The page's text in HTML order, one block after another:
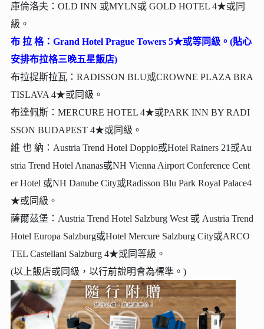
庫倫洛夫：OLD INN 或MYLN或 GOLD HOTEL 4★或同
級。
布 拉 格：Grand Hotel Prague Towers 5★或等同級。 (貼心
安排布拉格三晚五星飯店)
布拉提斯拉瓦：RADISSON BLU或CROWNE PLAZA BRA
TISLAVA 4★或同級。
布達佩斯：MERCURE HOTEL 4★或PARK INN BY RADI
SSON BUDAPEST 4★或同級。
維 也 納：Austria Trend Hotel Doppio或Hotel Rainers 21或Au
stria Trend Hotel Ananas或NH Vienna Airport Conference Cent
er Hotel 或NH Danube City或Radisson Blu Park Royal Palace4
★或同級。
薩爾茲堡：Austria Trend Hotel Salzburg West 或 Austria Trend
Hotel Europa Salzburg或Hotel Mercure Salzburg City或ARCO
TEL Castellani Salzburg 4★或同等級。
(以上飯店或同級，以行前說明會為標準。)